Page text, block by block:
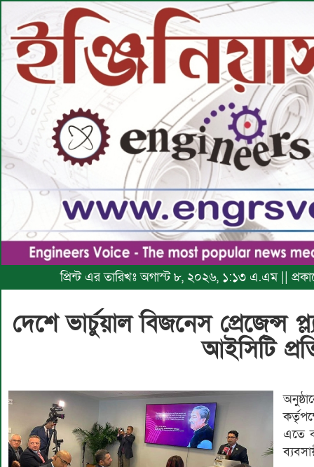
প্রিন্ট এর তারিখঃ অগাস্ট ৮, ২০২৬, ১:১৩ এ.এম ||
দেশে ভার্চুয়াল বিজনেস প্রেজেন্স
আইসিটি
এতে